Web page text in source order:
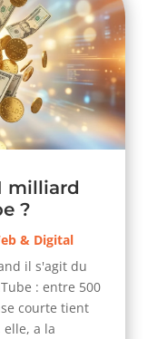
milliard
?
& Digital
il s'agit du
: entre 500
courte tient
a la